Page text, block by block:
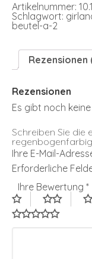
2
Menge
Artikelnummer:
Schlagwort:
beutel-a-2
Rezensionen
Rezensionen
Es gibt noch
Schreiben Sie die
Ihre E-Mail-
Erforderliche
Ihre Bewertung *